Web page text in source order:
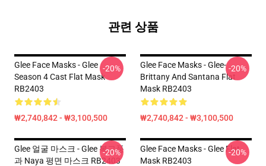
관련 상품
Glee Face Masks - Glee
Season 4 Cast Flat Mask
RB2403
₩2,740,842 - ₩3,100,500
-20%
Glee Face Masks - Glee-
Brittany And Santana Flat
Mask RB2403
₩2,740,842 - ₩3,100,500
-20%
Glee 얼굴 마스크 - Glee 복고풍
과 Naya 평면 마스크 RB2403
-20%
Glee Face Masks - Glee Flat
Mask RB2403
-20%